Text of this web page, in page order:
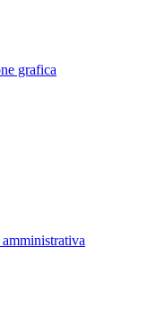
grafica